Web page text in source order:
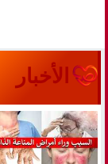
الأخبار